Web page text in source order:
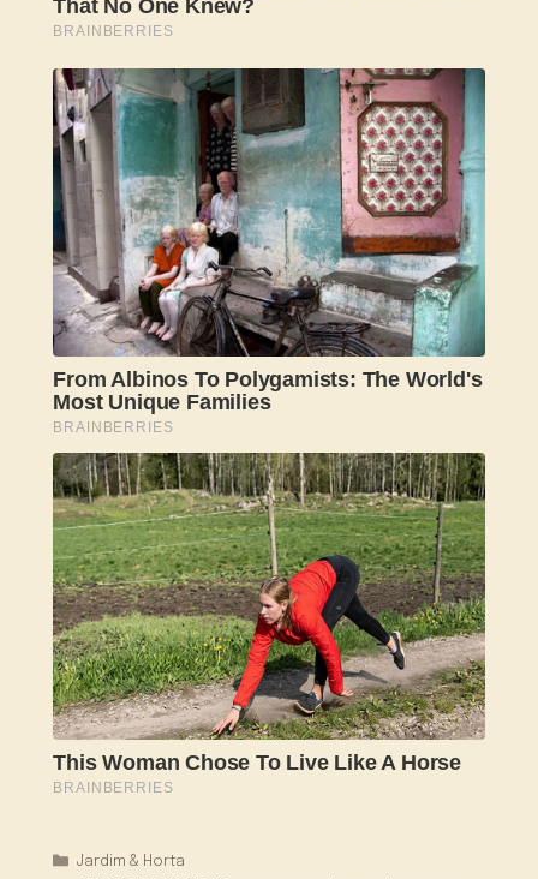
Categorias
Jardim & Horta